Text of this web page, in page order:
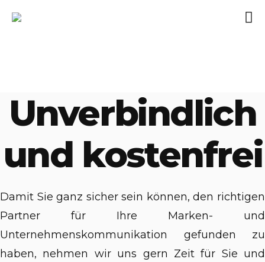
Unverbindlich
und kostenfrei
Damit Sie ganz sicher sein können, den richtigen
Partner für Ihre Marken- und
Unternehmenskommunikation gefunden zu
haben, nehmen wir uns gern Zeit für Sie und